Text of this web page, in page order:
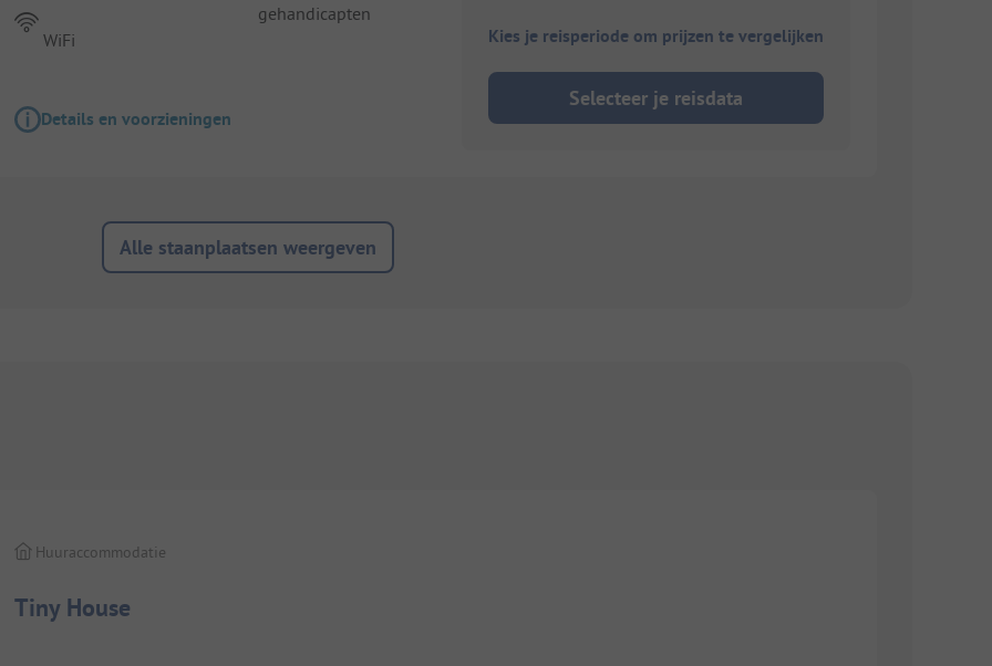
WiFi
gehandicapten
Details en voorzieningen
Kies je reisperiode om prijzen te vergelijken
Selecteer je reisdata
Alle staanplaatsen weergeven
Tiny House
Huuraccommodatie